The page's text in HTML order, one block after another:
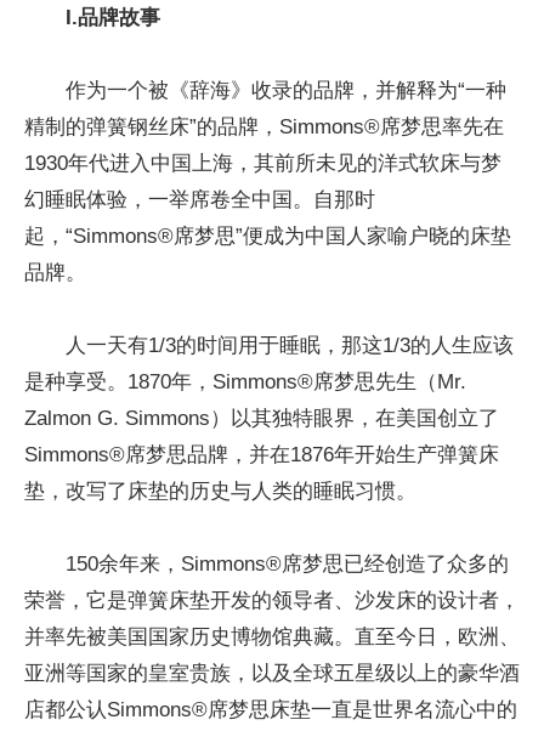
I.品牌故事
作为一个被《辞海》收录的品牌，并解释为“一种
精制的弹簧钢丝床”的品牌，Simmons®席梦思率先在
1930年代进入中国上海，其前所未见的洋式软床与梦
幻睡眠体验，一举席卷全中国。自那时
起，“Simmons®席梦思”便成为中国人家喻户晓的床垫
品牌。
人一天有1/3的时间用于睡眠，那这1/3的人生应该
是种享受。1870年，Simmons®席梦思先生（Mr.
Zalmon G. Simmons）以其独特眼界，在美国创立了
Simmons®席梦思品牌，并在1876年开始生产弹簧床
垫，改写了床垫的历史与人类的睡眠习惯。
150余年来，Simmons®席梦思已经创造了众多的
荣誉，它是弹簧床垫开发的领导者、沙发床的设计者，
并率先被美国国家历史博物馆典藏。直至今日，欧洲、
亚洲等国家的皇室贵族，以及全球五星级以上的豪华酒
店都公认Simmons®席梦思床垫一直是世界名流心中的